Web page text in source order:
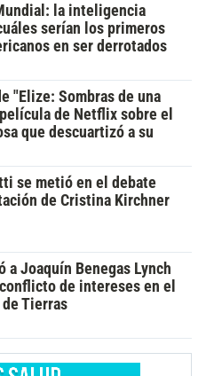
la inteligencia
serían los primeros
en ser derrotados
"Elize: Sombras de una
de Netflix sobre el
que descuartizó a su
se metió en el debate
de Cristina Kirchner
a Joaquín Benegas Lynch
de intereses en el
Tierras